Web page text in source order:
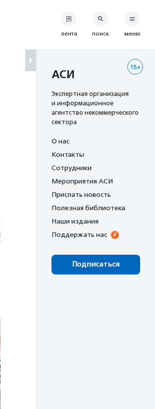
лента поиск меню
18+
АСИ
Экспертная организация
и информационное
агентство некоммерческого
сектора
О нас
Контакты
Сотрудники
Мероприятия АСИ
Прислать новость
Полезная библиотека
Наши издания
Поддержать нас
Подписаться